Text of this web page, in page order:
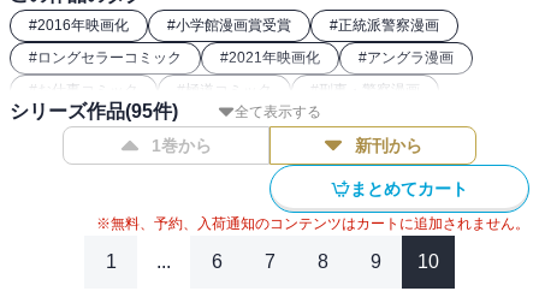
#2016年映画化 #小学館漫画賞受賞 #正統派警察漫画
#ロングセラーコミック #2021年映画化 #アングラ漫画
# お仕事コミック # 極道コミック # 刑事・警察漫画
全て表示する
シリーズ作品(95件)
1巻から 新刊から
まとめてカート
※無料、予約、入荷通知のコンテンツはカートに追加されません。
1 ... 6 7 8 9 10